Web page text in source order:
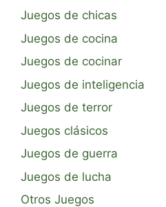
Juegos de chicas
Juegos de cocina
Juegos de cocinar
Juegos de inteligencia
Juegos de terror
Juegos clásicos
Juegos de guerra
Juegos de lucha
Otros Juegos